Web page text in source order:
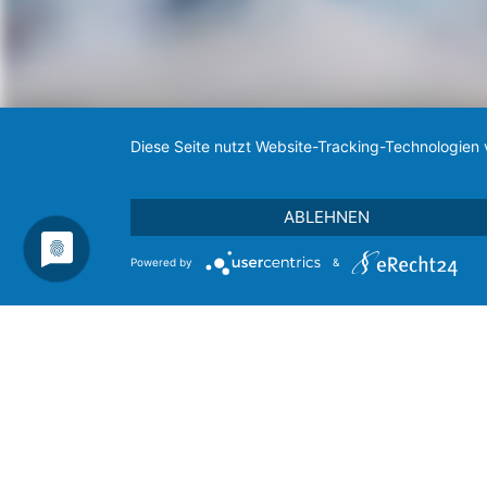
Diese Seite nutzt Website-Tracking-
ABLEHNEN
Powered by &